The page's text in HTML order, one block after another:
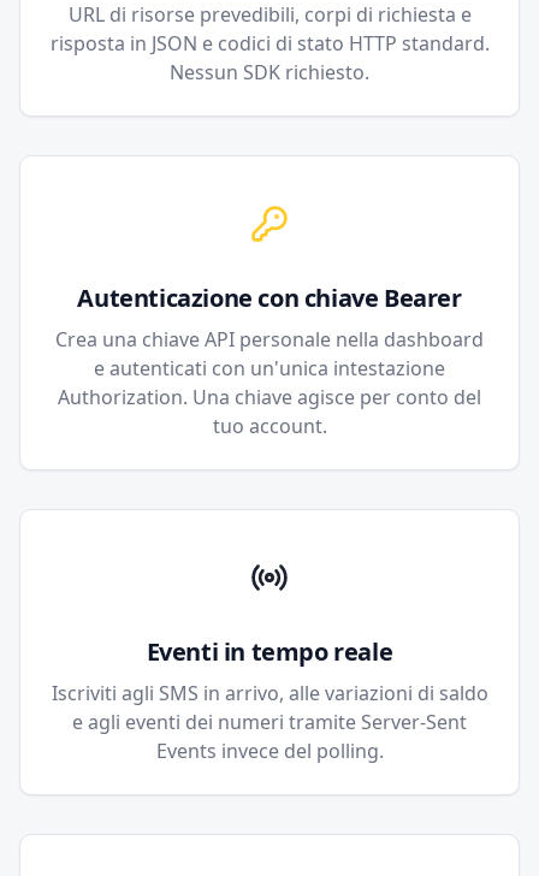
URL di risorse prevedibili, corpi di richiesta e
risposta in JSON e codici di stato HTTP standard.
Nessun SDK richiesto.
Autenticazione con chiave Bearer
Crea una chiave API personale nella dashboard
e autenticati con un'unica intestazione
Authorization. Una chiave agisce per conto del
tuo account.
Eventi in tempo reale
Iscriviti agli SMS in arrivo, alle variazioni di saldo
e agli eventi dei numeri tramite Server-Sent
Events invece del polling.